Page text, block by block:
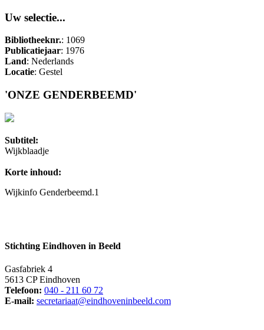
Uw selectie...
Bibliotheeknr.: 1069
Publicatiejaar: 1976
Land: Nederlands
Locatie: Gestel
'ONZE GENDERBEEMD'
Subtitel:
Wijkblaadje
Korte inhoud:
Wijkinfo Genderbeemd.1
Stichting Eindhoven in Beeld
Gasfabriek 4
5613 CP Eindhoven
Telefoon: 040 - 211 60 72
E-mail: secretariaat@eindhoveninbeeld.com